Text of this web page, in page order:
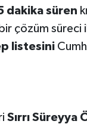
dakika süren
çözüm
listesini
Sırrı Süreyya